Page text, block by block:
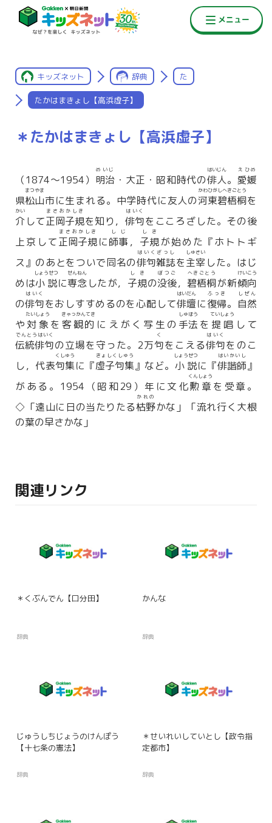
キッズネット 辞典 た
たかはまきょし【高浜虚子】
＊たかはまきょし【高浜虚子】
（1874〜1954） 明治
めいじ
・大正・昭和時代の俳人
はいじん
。 愛媛
えひめ
県松山
まつやま
市に生まれる。中学時代に友人の河東碧梧桐
かわひがしへきごとう
を
介
かい
して正岡子規
まさおかしき
を知り， 俳句
はいく
をこころざした。その後
上京して正岡子規
まさおかしき
に師事
しじ
， 子規
しき
が始めた『ホトトギ
ス』のあとをついで同名の俳句雑誌
はいくざっし
を主宰
しゅさい
した。はじ
めは小説
しょうせつ
に専念
せんねん
したが， 子規
しき
の没後
ぼつご
， 碧梧桐
へきごとう
が新傾向
けいこう
の俳句
はいく
をおしすすめるのを心配して俳壇
はいだん
に復帰
ふっき
。 自然
しぜん
や 対象
たいしょう
を 客観的
きゃっかんてき
にえがく写生の 手法
しゅほう
を 提唱
ていしょう
して
伝統俳句
でんとうはいく
の立場を守った。2万句
く
をこえる俳句
はいく
をのこ
し，代表句集
くしゅう
に『虚子句集
きょしくしゅう
』など。 小説
しょうせつ
に『俳諧師
はいかいし
』
がある。1954（昭和29）年に文化勲章
くんしょう
を受章。
◇「遠山に日の当たりたる枯野
かれの
かな」「流れ行く大根
の葉の早さかな」
関連リンク
＊くぶんでん【口分田】
辞典
かんな
辞典
じゅうしちじょうのけんぽう
【十七条の憲法】
辞典
＊せいれいしていとし【政令指
定都市】
辞典